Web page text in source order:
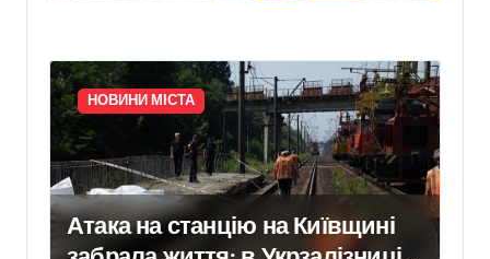
НОВИНИ МІСТА
Атака на станцію на Київщині